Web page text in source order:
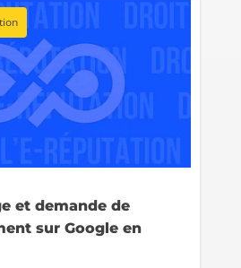
et demande de
sur Google en